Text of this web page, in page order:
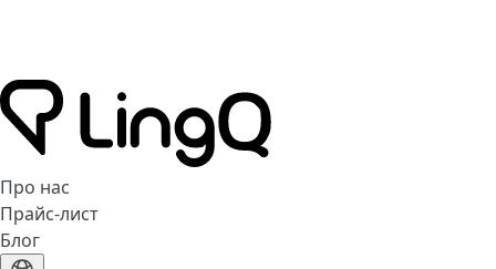
Про нас
Прайс-лист
Блог